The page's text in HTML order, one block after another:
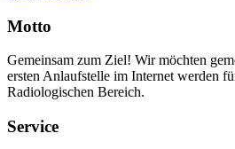
Motto
Gemeinsam zum Ziel! Wir möchten
ersten Anlaufstelle im Internet werden
Radiologischen Bereich.
Service